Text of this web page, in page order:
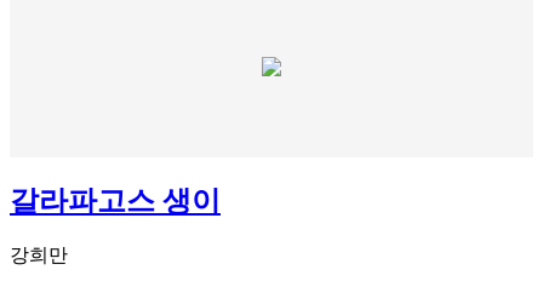
갈라파고스 생이
강희만